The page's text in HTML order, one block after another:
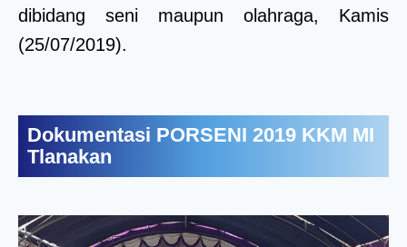
dibidang seni maupun olahraga, Kamis
(25/07/2019).
Dokumentasi PORSENI 2019 KKM MI
Tlanakan